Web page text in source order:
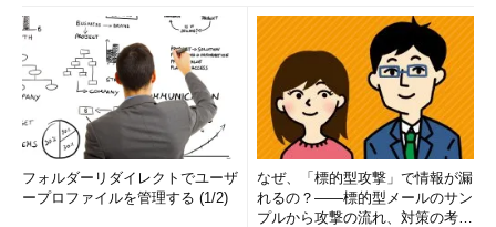
フォルダーリダイレクトでユーザ
ープロファイルを管理する (1/2)
なぜ、「標的型攻撃」で情報が漏
れるの？――標的型メールのサン
プルから攻撃の流れ、対策の考え